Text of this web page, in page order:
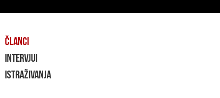
ČLANCI
INTERVJUI
ISTRAŽIVANJA